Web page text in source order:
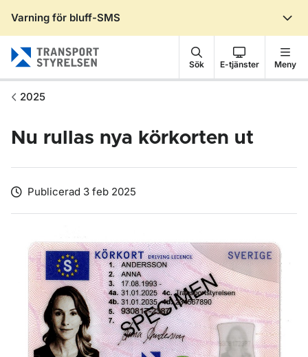
Varning för bluff-SMS
Sök E-tjänster Meny
2025
Nu rullas nya körkorten ut
Publicerad 3 feb 2025